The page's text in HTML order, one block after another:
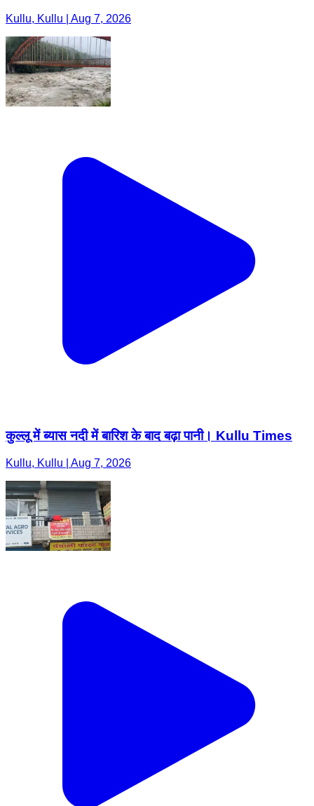
Kullu, Kullu | Aug 7, 2026
कुल्लू में ब्यास नदी में बारिश के बाद बढ़ा पानी। Kullu Times
Kullu, Kullu | Aug 7, 2026